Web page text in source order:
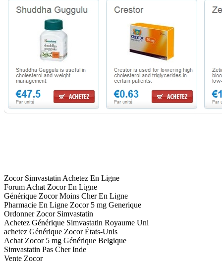
Zocor Simvastatin Achetez En Ligne
Forum Achat Zocor En Ligne
Générique Zocor Moins Cher En Ligne
Pharmacie En Ligne Zocor 5 mg Generique
Ordonner Zocor Simvastatin
Achetez Générique Simvastatin Royaume Uni
achetez Générique Zocor États-Unis
Achat Zocor 5 mg Générique Belgique
Simvastatin Pas Cher Inde
Vente Zocor